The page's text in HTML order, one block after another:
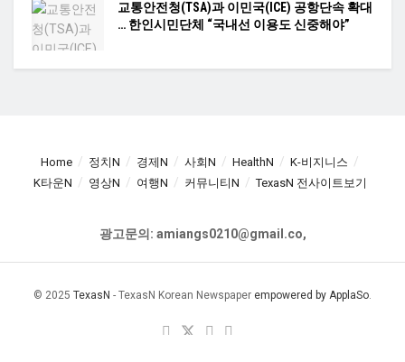
교통안전청(TSA)과 이민국(ICE) 공항단속 확대
… 한인시민단체 “국내선 이용도 신중해야”
Home 정치N 경제N 사회N HealthN
K-비지니스
K타운N
영상N 여행N 커뮤니티N TexasN 전사이트보기
광고문의: amiangs0210@gmail.co,
© 2025 TexasN - TexasN Korean Newspaper empowered by ApplaSo.